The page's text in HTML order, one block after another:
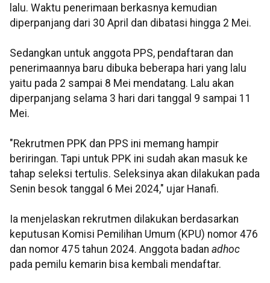
lalu. Waktu penerimaan berkasnya kemudian
diperpanjang dari 30 April dan dibatasi hingga 2 Mei.
Sedangkan untuk anggota PPS, pendaftaran dan
penerimaannya baru dibuka beberapa hari yang lalu
yaitu pada 2 sampai 8 Mei mendatang. Lalu akan
diperpanjang selama 3 hari dari tanggal 9 sampai 11
Mei.
"Rekrutmen PPK dan PPS ini memang hampir
beriringan. Tapi untuk PPK ini sudah akan masuk ke
tahap seleksi tertulis. Seleksinya akan dilakukan pada
Senin besok tanggal 6 Mei 2024," ujar Hanafi.
Ia menjelaskan rekrutmen dilakukan berdasarkan
keputusan Komisi Pemilihan Umum (KPU) nomor 476
dan nomor 475 tahun 2024. Anggota badan adhoc
pada pemilu kemarin bisa kembali mendaftar.